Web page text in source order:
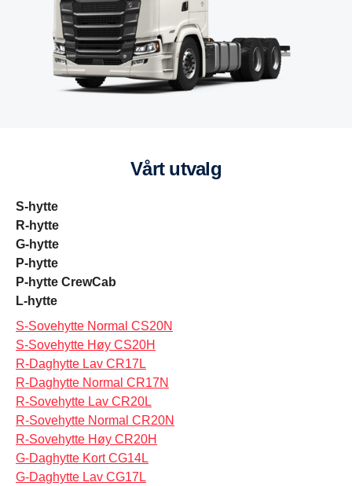
Vårt utvalg
S-hytte
R-hytte
G-hytte
P-hytte
P-hytte CrewCab
L-hytte
S-Sovehytte Normal CS20N
S-Sovehytte Høy CS20H
R-Daghytte Lav CR17L
R-Daghytte Normal CR17N
R-Sovehytte Lav CR20L
R-Sovehytte Normal CR20N
R-Sovehytte Høy CR20H
G-Daghytte Kort CG14L
G-Daghytte Lav CG17L